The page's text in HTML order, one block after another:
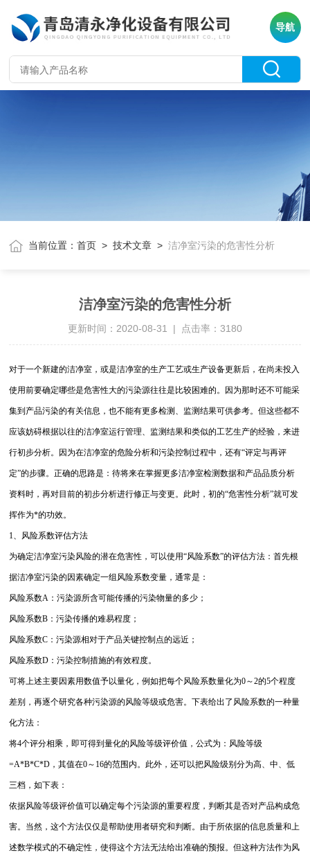
导航
当前位置：首页 >技术文章 >洁净室污染的危害性分析
洁净室污染的危害性分析
更新时间：2020-08-31 | 点击率：3180
对于一个新建的洁净室，或是洁净室的生产工艺或生产设备更新后，在尚未投入
使用前要确定哪些是危害性大的污染源往往是比较困难的。因为那时还不可能采
集到产品污染的有关信息，也不能有更多检测、监测结果可供参考。但这些都不
应该妨碍根据以往的洁净室运行管理、监测结果和类似的工艺生产的经验，来进
行初步分析。因为在洁净室的危险分析和污染控制过程中，还有“评定与再评
定”的步骤。正确的思路是：待将来在掌握更多洁净室检测数据和产品品质分析
资料时，再对目前的初步分析进行修正与变更。此时，初的“危害性分析”就可发
挥作为*的功效。
1、风险系数评估方法
为确定洁净室污染风险的潜在危害性，可以使用“风险系数”的评估方法：首先根
据洁净室污染的因素确定一组风险系数变量，通常是：
风险系数A：污染源所含可能传播的污染物量的多少；
风险系数B：污染传播的难易程度；
风险系数C：污染源相对于产品关键控制点的远近；
风险系数D：污染控制措施的有效程度。
可将上述主要因素用数值予以量化，例如把每个风险系数量化为0～2的5个程度
差别，再逐个研究各种污染源的风险等级或危害。下表给出了风险系数的一种量
化方法：
将4个评分相乘，即可得到量化的风险等级评价值，公式为：风险等级
=A*B*C*D，其值在0～16的范围内。此外，还可以把风险级别分为高、中、低
三档，如下表：
依据风险等级评价值可以确定每个污染源的重要程度，判断其是否对产品构成危
害。当然，这个方法仅仅是帮助使用者研究和判断。由于所依据的信息质量和上
述数学模式的不确定性，使得这个方法无法给出准确的预报。但这种方法作为风